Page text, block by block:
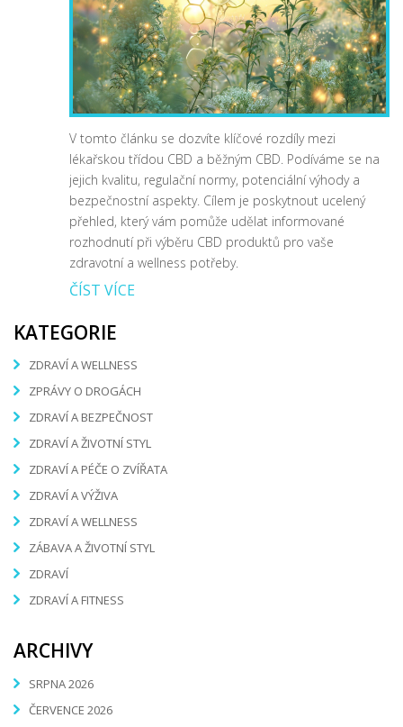
V tomto článku se dozvíte klíčové rozdíly mezi
lékařskou třídou CBD a běžným CBD. Podíváme se na
jejich kvalitu, regulační normy, potenciální výhody a
bezpečnostní aspekty. Cílem je poskytnout ucelený
přehled, který vám pomůže udělat informované
rozhodnutí při výběru CBD produktů pro vaše
zdravotní a wellness potřeby.
ČÍST VÍCE
KATEGORIE
ZDRAVÍ A WELLNESS
ZPRÁVY O DROGÁCH
ZDRAVÍ A BEZPEČNOST
ZDRAVÍ A ŽIVOTNÍ STYL
ZDRAVÍ A PÉČE O ZVÍŘATA
ZDRAVÍ A VÝŽIVA
ZDRAVÍ A WELLNESS
ZÁBAVA A ŽIVOTNÍ STYL
ZDRAVÍ
ZDRAVÍ A FITNESS
ARCHIVY
SRPNA 2026
ČERVENCE 2026